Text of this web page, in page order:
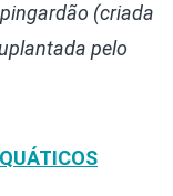
(criada
pelo